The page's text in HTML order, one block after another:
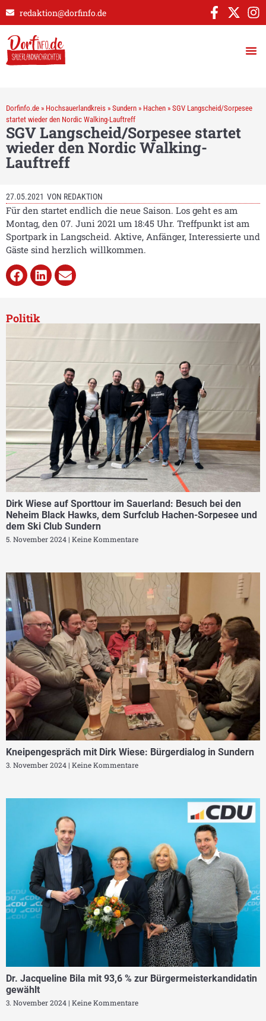
redaktion@dorfinfo.de
Dorfinfo.de » Hochsauerlandkreis » Sundern » Hachen » SGV Langscheid/Sorpesee
startet wieder den Nordic Walking-Lauftreff
SGV Langscheid/Sorpesee startet
wieder den Nordic Walking-
Lauftreff
27.05.2021 VON REDAKTION
Für den startet endlich die neue Saison. Los geht es am
Montag, den 07. Juni 2021 um 18:45 Uhr. Treffpunkt ist am
Sportpark in Langscheid. Aktive, Anfänger, Interessierte und
Gäste sind herzlich willkommen.
Politik
Dirk Wiese auf Sporttour im Sauerland: Besuch bei den
Neheim Black Hawks, dem Surfclub Hachen-Sorpesee und
dem Ski Club Sundern
5. November 2024 Keine Kommentare
Kneipengespräch mit Dirk Wiese: Bürgerdialog in Sundern
3. November 2024 Keine Kommentare
Dr. Jacqueline Bila mit 93,6 % zur Bürgermeisterkandidatin
gewählt
3. November 2024 Keine Kommentare